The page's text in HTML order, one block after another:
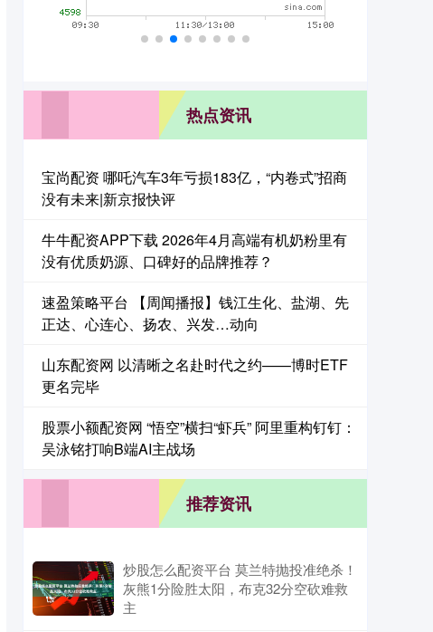
热点资讯
宝尚配资 哪吒汽车3年亏损183亿，“内卷式”招商
没有未来|新京报快评
牛牛配资APP下载 2026年4月高端有机奶粉里有
没有优质奶源、口碑好的品牌推荐？
速盈策略平台 【周闻播报】钱江生化、盐湖、先
正达、心连心、扬农、兴发…动向
山东配资网 以清晰之名赴时代之约——博时ETF
更名完毕
股票小额配资网 “悟空”横扫“虾兵” 阿里重构钉钉：
吴泳铭打响B端AI主战场
推荐资讯
炒股怎么配资平台 莫兰特抛投准绝杀！
灰熊1分险胜太阳，布克32分空砍难救
主